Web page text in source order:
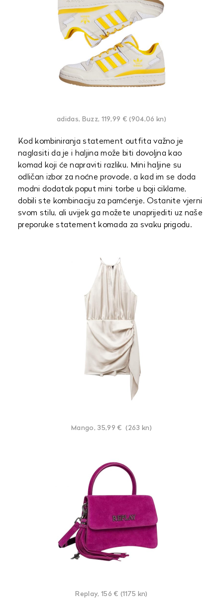
adidas, Buzz, 119,99 € (904,06 kn)
Kod kombiniranja statement outfita važno je
naglasiti da je i haljina može biti dovoljna kao
komad koji će napraviti razliku. Mini haljine su
odličan izbor za noćne provode, a kad im se doda
modni dodatak poput mini torbe u boji ciklame,
dobili ste kombinaciju za pamćenje. Ostanite vjerni
svom stilu, ali uvijek ga možete unaprijediti uz naše
preporuke statement komada za svaku prigodu.
Mango, 35,99 € (263 kn)
Replay, 156 € (1175 kn)